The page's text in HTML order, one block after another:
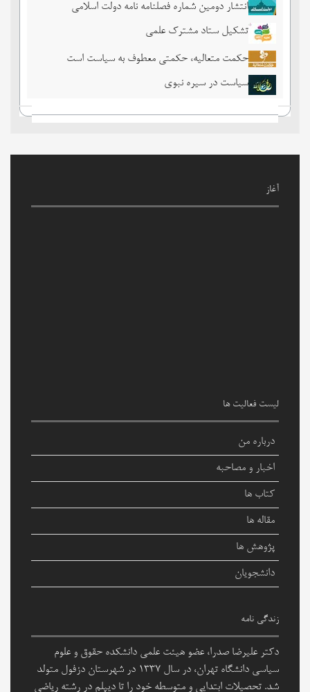
انتشار دومین شماره فصلنامه نامه دولت اسلامی
تشکیل ستاد مشترک علمی
حکمت متعالیه، حکمتی معطوف به سیاست است
سیاست در سیره نبوی
آغاز
لیست فعالیت ها
درباره من
اخبار و مصاحبه
کتاب ها
مقاله ها
پژوهش ها
دانشجویان
زندگی نامه
دکتر علیرضا صدرا، عضو هیئت علمی دانشکده حقوق و علوم
سیاسی دانشگاه تهران، در سال ۱۳۳۷ در شهرستان دزفول متولد
شد. تحصیلات ابتدایی و متوسطه خود را تا دیپلم در رشته ریاضی